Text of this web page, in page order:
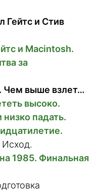
Гейтс и Стив
и Macintosh.
за
Чем выше взлет…
высоко.
низко падать.
Исход.
1985. Финальная